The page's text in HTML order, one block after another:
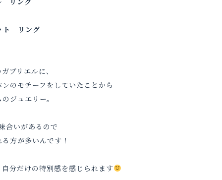
ト リング
ブリエルに、
のモチーフをしていたことから
ジュエリー。
合いがあるので
方が多いんです！
分だけの特別感を感じられます